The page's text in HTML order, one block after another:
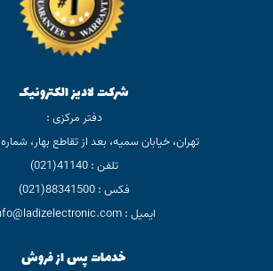
شرکت لادیز الکترونیک
دفتر مرکزی :
تهران، خیابان سمیه، بعد از تقاطع بهار، شماره 62، طبقه 6
تلفن : 41140(021)
فکس : 88341500(021)
ایمیل : info@ladizelectronic.com
خدمات پس از فروش